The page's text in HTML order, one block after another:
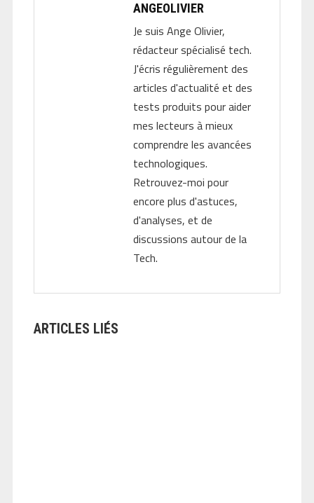
ANGEOLIVIER
Je suis Ange Olivier,
rédacteur spécialisé tech.
J'écris régulièrement des
articles d'actualité et des
tests produits pour aider
mes lecteurs à mieux
comprendre les avancées
technologiques.
Retrouvez-moi pour
encore plus d'astuces,
d'analyses, et de
discussions autour de la
Tech.
ARTICLES LIÉS